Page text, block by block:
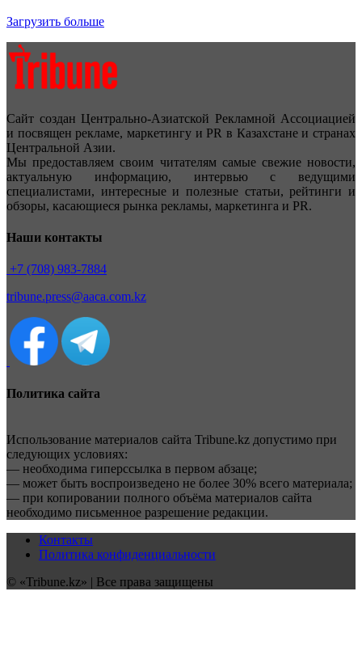
Загрузить больше
Сайт создан Центрально-Азиатской Рекламной Ассоциацией
и посвящен рекламе, маркетингу и PR в Казахстане и странах
Центральной Азии.
Мы предоставляем своим читателям самые свежие новости,
актуальную информацию, интервью с ведущими
специалистами, интересные и полезные статьи, рейтинги и
обзоры, касающиеся рынка рекламы, маркетинга и PR.
Наши контакты
+7 (708) 983-7884
tribune.press@aaca.com.kz
Политика сайта
Использование материалов сайта Tribune.kz допустимо при
следующих условиях:
— необходима гиперссылка в первом абзаце;
— может быть воспроизведено не более 30% всего материала;
— при копировании полного объёма материалов сайта
необходимо письменное разрешение редакции.
Контакты
Политика конфиденциальности
© «Tribune.kz» | Все права защищены